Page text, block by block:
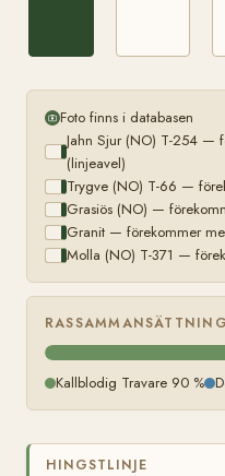
Foto finns i databasen
Jahn Sjur (NO) T-254 —
(linjeavel)
Trygve (NO) T-66 —
Grasiös (NO) —
Granit — förekommer
Molla (NO) T-371 —
RASSAMMANSÄTTNING
Kallblodig Travare 90 %
HINGSTLINJE